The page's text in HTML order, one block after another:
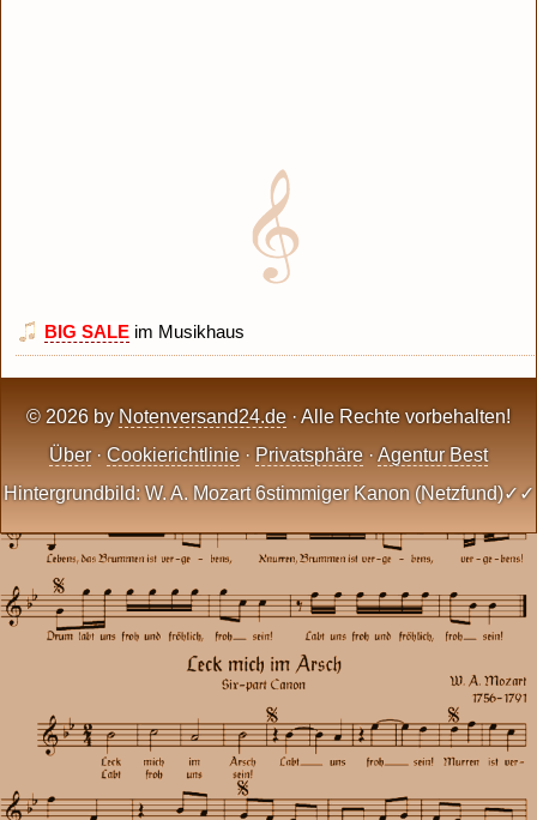
BIG SALE im Musikhaus
© 2026 by Notenversand24.de · Alle Rechte vorbehalten!
Über · Cookierichtlinie · Privatsphäre · Agentur Best
Hintergrundbild: W. A. Mozart 6stimmiger Kanon (Netzfund)✓✓